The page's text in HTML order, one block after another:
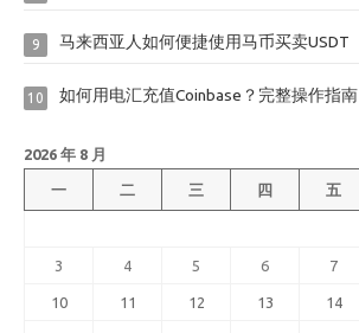
9 马来西亚人如何便捷使用马币买卖USDT
10 如何用电汇充值Coinbase？完整操作指南
2026 年 8 月
一 二 三 四 五
3 4 5 6 7
10 11 12 13 14